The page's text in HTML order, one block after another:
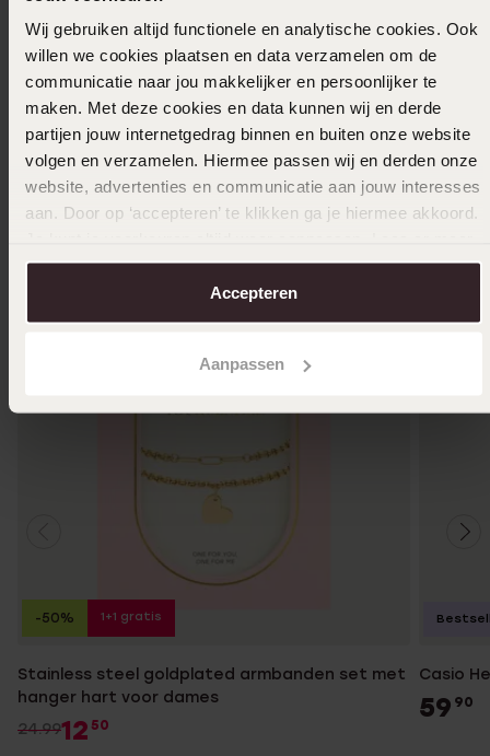
Wij gebruiken altijd functionele en analytische cookies. Ook
willen we cookies plaatsen en data verzamelen om de
communicatie naar jou makkelijker en persoonlijker te
maken. Met deze cookies en data kunnen wij en derde
partijen jouw internetgedrag binnen en buiten onze website
volgen en verzamelen. Hiermee passen wij en derden onze
website, advertenties en communicatie aan jouw interesses
aan. Door op ‘accepteren’ te klikken ga je hiermee akkoord.
over in onscookiebeleid.
Accepteren
Aanpassen
In winkelmand
Ook leuk voor jou
Stainless steel goldplated armbanden set met
hanger hart voor dames
24.9912 50
-50% 1+1 gratis
Casio
59 90